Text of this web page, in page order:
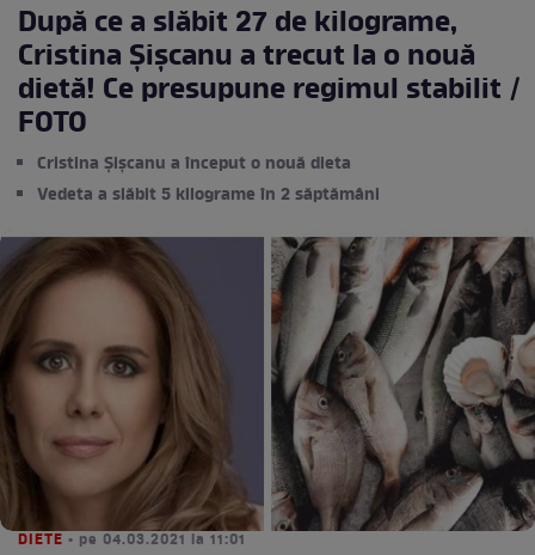
După ce a slăbit 27 de kilograme,
Cristina Șișcanu a trecut la o nouă
dietă! Ce presupune regimul stabilit /
FOTO
Cristina Șișcanu a început o nouă dieta
Vedeta a slăbit 5 kilograme în 2 săptămâni
DIETE • pe 04.03.2021 la 11:01